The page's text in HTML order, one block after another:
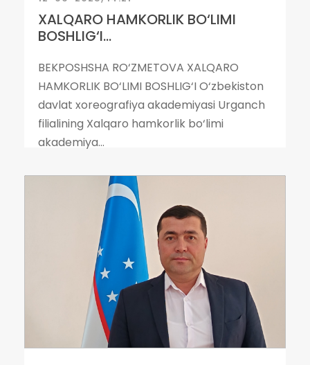
XALQARO HAMKORLIK BO‘LIMI
BOSHLIG‘I...
BEKPOSHSHA RO‘ZMETOVA XALQARO
HAMKORLIK BO‘LIMI BOSHLIG‘I O‘zbekiston
davlat xoreografiya akademiyasi Urganch
filialining Xalqaro hamkorlik bo‘limi
akademiya...